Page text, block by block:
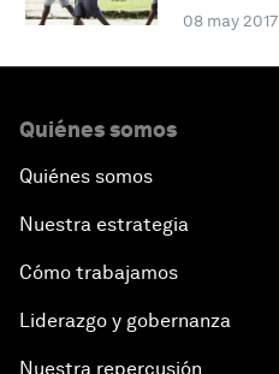
08 may 2017
Quiénes somos
Quiénes somos
Nuestra estrategia
Cómo trabajamos
Liderazgo y gobernanza
Nuestra repercusión